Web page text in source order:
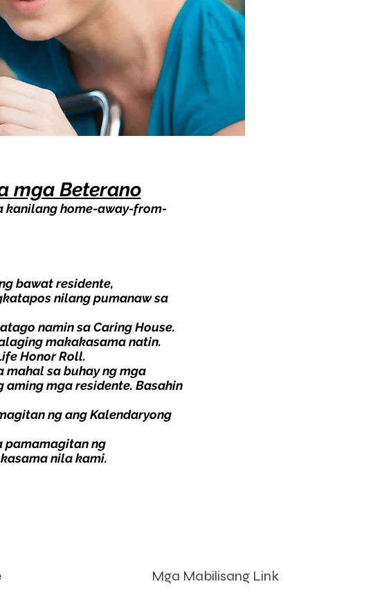
mga Beterano
kanilang home-away-from-
bawat residente,
nilang pumanaw sa
namin sa Caring House.
makakasama natin.
Honor Roll.
sa buhay ng mga
aming mga residente. Basahin
ngang Kalendaryong
pamamagitan ng
nila kami.
Mga Mabilisang Link